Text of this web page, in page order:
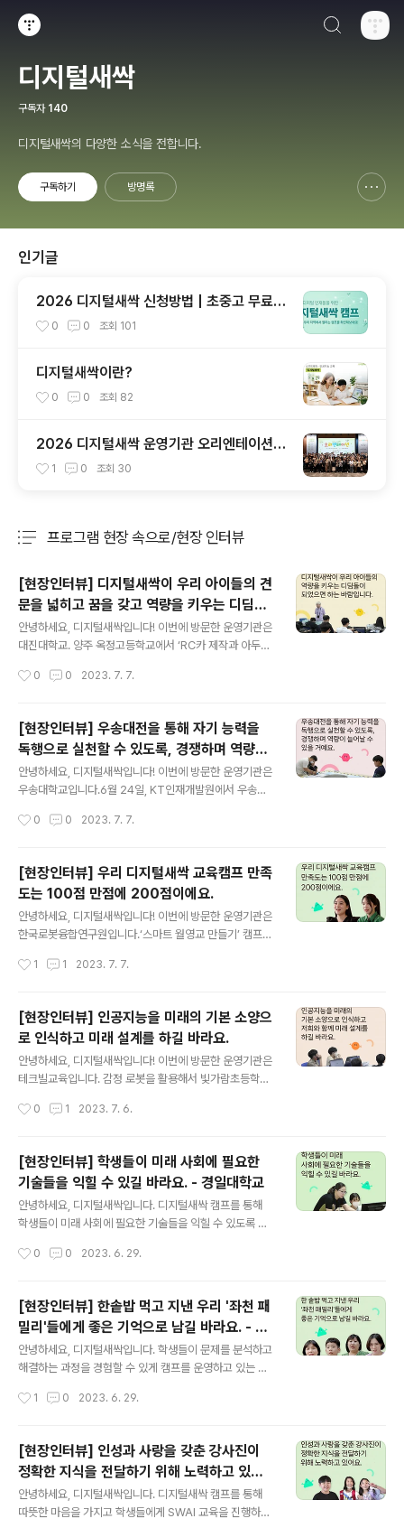
디지털새싹
구독자 140
디지털새싹의 다양한 소식을 전합니다.
구독하기 방명록
인기글
2026 디지털새싹 신청방법 | 초중고 무료 A
I·SW 교육 프로그램
0 0 조회 101
디지털새싹이란?
0 0 조회 82
2026 디지털새싹 운영기관 오리엔테이션을
진행했습니다! 🌱
1 0 조회 30
프로그램 현장 속으로/현장 인터뷰
[현장인터뷰] 디지털새싹이 우리 아이들의 견
문을 넓히고 꿈을 갖고 역량을 키우는 디딤돌
이 되었으면 하는 바람입니다.
​안녕하세요, 디지털새싹입니다! 이번에 방문한 운영기관은
대진대학교. 양주 옥정고등학교에서 ‘RC카 제작과 아두이
니다. 궁금하시다면 바로 이미지 혹은 아래 링크를 클릭해
ew_sac/223148294168 [대진대학교 디지털새싹 교
육캠프 현장 인터뷰] 디지털새싹이 우리 아이들의 견문을
넓히고 꿈 [대진대학교 디지털새싹 교육캠프 현장 인터뷰]
디지털새싹이 우리 아이들의 견문을 넓히고 꿈을 갖고 역
량... blog.naver.com
0 0 2023. 7. 7.
[현장인터뷰] 우송대전을 통해 자기 능력을
독행으로 실천할 수 있도록, 경쟁하며 역량이
늘어날 수 있을 거예요.
​안녕하세요, 디지털새싹입니다! 이번에 방문한 운영기관은
우송대학교입니다.6월 24일, KT인재개발원에서 우송대
디지털새싹 캠프에서 학습한 내용을 바탕으로한 경진대회
해주세요! ★콘텐츠 바로가기: https://blog.naver.co
m/new_sac/223147378934 [우송대학교 디지털새
싹 교육캠프 현장 인터뷰] 우송대전을 통해 자기 능력을 독
행으로 실천할 [우송대학교 디지털새싹 교육캠프 현장 인
터뷰] 우송대전을 통해 자기 능력을 독행으로 실천할 수 있
0 0 2023. 7. 7.
[현장인터뷰] 우리 디지털새싹 교육캠프 만족
도는 100점 만점에 200점이에요.
​안녕하세요, 디지털새싹입니다! 이번에 방문한 운영기관은
한국로봇융합연구원입니다.‘스마트 월영교 만들기’ 캠프가
크를 클릭해주세요! ★콘텐츠 바로가기: https://blog.na
교육캠프 만족도는 100 [한국로봇융합연구원 디지털새싹
교육캠프 현장 인터뷰] 우리 디지털새싹 교육캠프 만족도
는 100점 만점에 ... blog.naver.com
1 1 2023. 7. 7.
[현장인터뷰] 인공지능을 미래의 기본 소양으
로 인식하고 미래 설계를 하길 바라요.
​안녕하세요, 디지털새싹입니다! 이번에 방문한 운영기관은
테크빌교육입니다. 감정 로봇을 활용해서 빛가람초등학교
궁금하시다면 바로 이미지 혹은 아래 링크를 클릭해주세
sac/223145533042 [테크빌교육 디지털새싹 교육캠
프 현장 인터뷰] 인공지능을 미래의 기본 소양으로 인식하
고 미 [테크빌교육 디지털새싹 교육캠프 현장 인터뷰] 인공
지능을 미래의 기본 소양으로 인식하고 미래 설계를 하... b
log.naver.com
0 1 2023. 7. 6.
[현장인터뷰] 학생들이 미래 사회에 필요한
기술들을 익힐 수 있길 바라요. - 경일대학교
안녕하세요, 디지털새싹입니다. 디지털새싹 캠프를 통해
학생들이 미래 사회에 필요한 기술들을 익힐 수 있도록 캠
로 이미지 혹은 아래 링크를 클릭해주세요! ★ 콘텐츠 바로
생들이 미래 사회에 필요한 기술들을 익힐 수 [경일대학교
디지털새싹 교육캠프 현장 인터뷰] 학생들이 미래 사회에
필요한 기술들을 익힐 수 있길 바라... blog.naver.com
0 0 2023. 6. 29.
[현장인터뷰] 한솥밥 먹고 지낸 우리 '좌천 패
밀리'들에게 좋은 기억으로 남길 바라요. - 부
산대학교
안녕하세요, 디지털새싹입니다. 학생들이 문제를 분석하고
해결하는 과정을 경험할 수 있게 캠프를 운영하고 있는 부
혹은 아래 링크를 클릭해주세요! ★ 콘텐츠 바로가기 : htt
랑을 갖춘 강사진이 정확한 지식을 전 [부산대학교 디지털
새싹 교육캠프 현장 인터뷰] 인성과 사랑을 갖춘 강사진이
정확한 지식을 전달하기 위해... blog.naver.com
1 0 2023. 6. 29.
[현장인터뷰] 인성과 사랑을 갖춘 강사진이
정확한 지식을 전달하기 위해 노력하고 있습
니다. - 부산대학교
안녕하세요, 디지털새싹입니다. 디지털새싹 캠프를 통해
따뜻한 마음을 가지고 학생들에게 SWAI 교육을 진행하고